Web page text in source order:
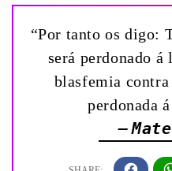
“Por tanto os digo:
será perdonado á
blasfemia
perdonada
—